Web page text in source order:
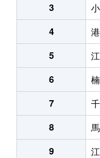
3
4
5
6
7
8
9